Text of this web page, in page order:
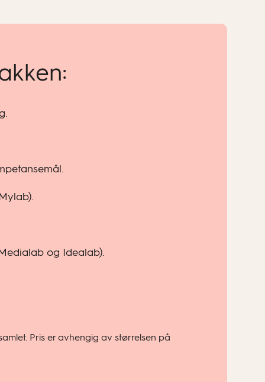
og Idealab).
Pris er avhengig av størrelsen på